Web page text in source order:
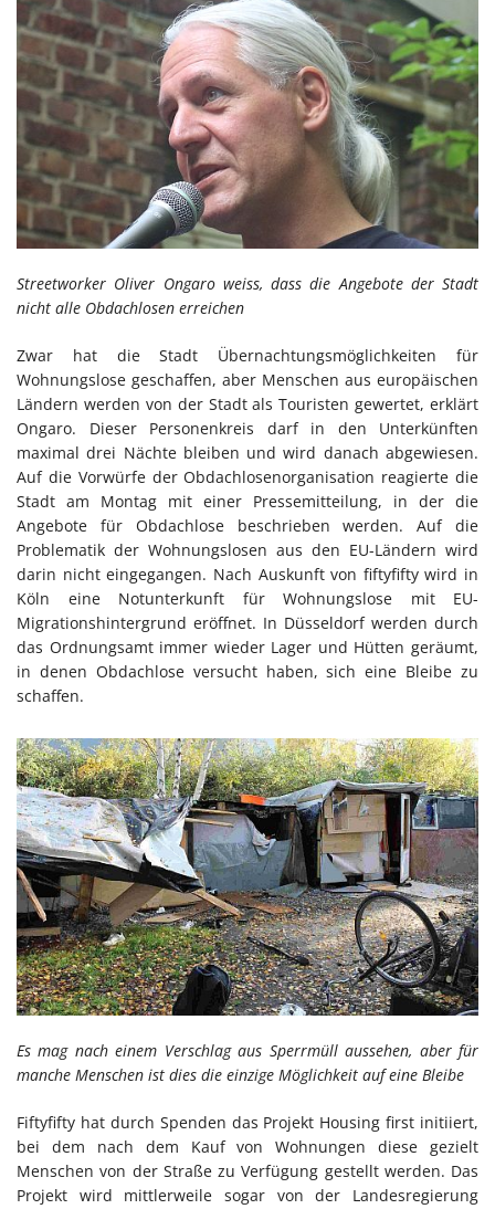
Streetworker Oliver Ongaro weiss, dass die Angebote der Stadt
nicht alle Obdachlosen erreichen
Zwar hat die Stadt Übernachtungsmöglichkeiten für
Wohnungslose geschaffen, aber Menschen aus europäischen
Ländern werden von der Stadt als Touristen gewertet, erklärt
Ongaro. Dieser Personenkreis darf in den Unterkünften
maximal drei Nächte bleiben und wird danach abgewiesen.
Auf die Vorwürfe der Obdachlosenorganisation reagierte die
Stadt am Montag mit einer Pressemitteilung, in der die
Angebote für Obdachlose beschrieben werden. Auf die
Problematik der Wohnungslosen aus den EU-Ländern wird
darin nicht eingegangen. Nach Auskunft von fiftyfifty wird in
Köln eine Notunterkunft für Wohnungslose mit EU-
Migrationshintergrund eröffnet. In Düsseldorf werden durch
das Ordnungsamt immer wieder Lager und Hütten geräumt,
in denen Obdachlose versucht haben, sich eine Bleibe zu
schaffen.
Es mag nach einem Verschlag aus Sperrmüll aussehen, aber für
manche Menschen ist dies die einzige Möglichkeit auf eine Bleibe
Fiftyfifty hat durch Spenden das Projekt Housing first initiiert,
bei dem nach dem Kauf von Wohnungen diese gezielt
Menschen von der Straße zu Verfügung gestellt werden. Das
Projekt wird mittlerweile sogar von der Landesregierung